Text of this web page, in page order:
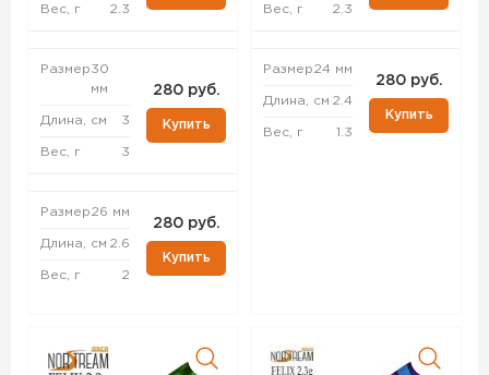
Вес, г 2.3
Размер30
мм
Длина, см 3
Вес, г 3
280 руб.
Купить
Размер26 мм
Длина, см 2.6
Вес, г 2
280 руб.
Купить
Вес, г 2.3
Размер24 мм
Длина, см 2.4
Вес, г 1.3
280 руб.
Купить